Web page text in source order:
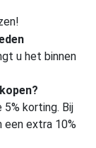
u het binnen
5% korting. Bij
een extra 10%